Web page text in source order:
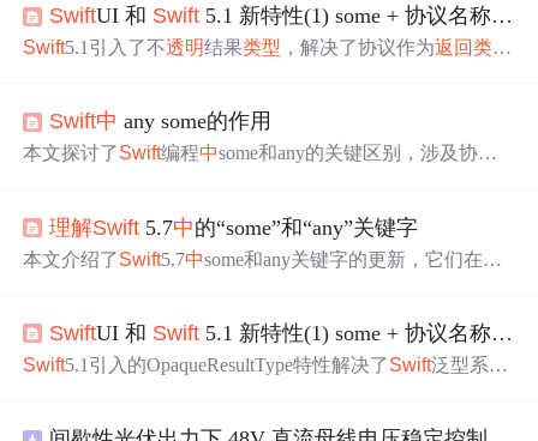
SwiftUI 和 Swift 5.1 新特性(1) some + 协议名称作为
Swift5.1引入了不透明结果类型 ，解决了协议作为返回类型
Swift中 any some的作用
本文探讨了Swift编程中some和any的关键区别，涉及协议
类型时选择some和any以优化编译时的性能。
理解Swift 5.7中的“some”和“any”关键字
本文介绍了Swift5.7中some和any关键字的更新，它们在函
但总体提升了代码的可读性和灵活性。
SwiftUI 和 Swift 5.1 新特性(1) some + 协议名称作为
Swift5.1引入的OpaqueResultType特性解决了Swift泛型系统